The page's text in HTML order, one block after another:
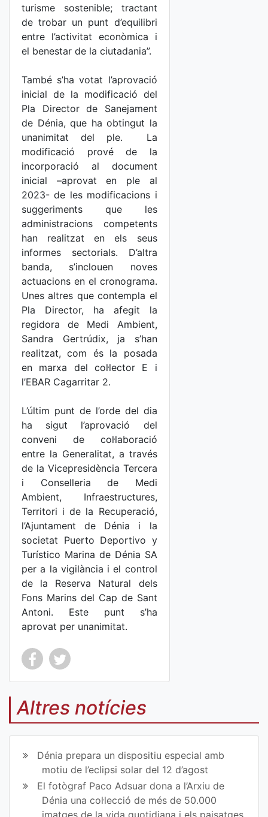
turisme sostenible; tractant
de trobar un punt d’equilibri
entre l’activitat econòmica i
el benestar de la ciutadania”.
També s’ha votat l’aprovació
inicial de la modificació del
Pla Director de Sanejament
de Dénia, que ha obtingut la
unanimitat del ple. La
modificació prové de la
incorporació al document
inicial –aprovat en ple al
2023- de les modificacions i
suggeriments que les
administracions competents
han realitzat en els seus
informes sectorials. D’altra
banda, s’inclouen noves
actuacions en el cronograma.
Unes altres que contempla el
Pla Director, ha afegit la
regidora de Medi Ambient,
Sandra Gertrúdix, ja s’han
realitzat, com és la posada
en marxa del col·lector E i
l’EBAR Cagarritar 2.
L’últim punt de l’orde del dia
ha sigut l’aprovació del
conveni de col·laboració
entre la Generalitat, a través
de la Vicepresidència Tercera
i Conselleria de Medi
Ambient, Infraestructures,
Territori i de la Recuperació,
l’Ajuntament de Dénia i la
societat Puerto Deportivo y
Turístico Marina de Dénia SA
per a la vigilància i el control
de la Reserva Natural dels
Fons Marins del Cap de Sant
Antoni. Este punt s’ha
aprovat per unanimitat.
Co
mp
art
ir
en
Fa
ce
Co
mp
art
en
Tw
itt
Altres notícies
Dénia prepara un dispositiu especial amb
motiu de l’eclipsi solar del 12 d’agost
El fotògraf Paco Adsuar dona a l’Arxiu de
Dénia una col·lecció de més de 50.000